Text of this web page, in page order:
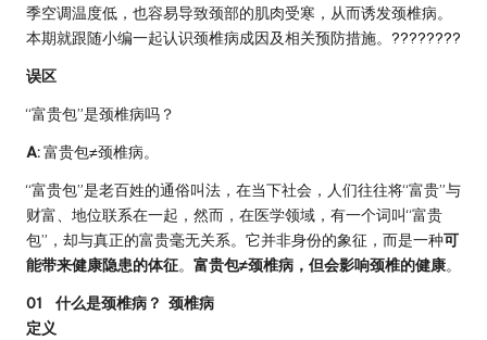
季空调温度低，也容易导致颈部的肌肉受寒，从而诱发颈椎病。
本期就跟随小编一起认识颈椎病成因及相关预防措施。????????
误区
“富贵包”是颈椎病吗？
A:富贵包≠颈椎病。
“富贵包”是老百姓的通俗叫法，在当下社会，人们往往将“富贵”与
财富、地位联系在一起，然而，在医学领域，有一个词叫“富贵
包”，却与真正的富贵毫无关系。它并非身份的象征，而是一种可
能带来健康隐患的体征。 富贵包≠颈椎病，但会影响颈椎的健康。
01 什么是颈椎病？ 颈椎病
定义